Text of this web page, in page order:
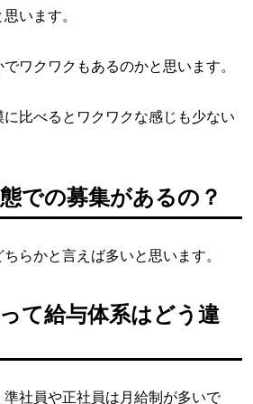
います。
ワクワクもあるのかと思います。
比べるとワクワクな感じも少ない
での募集があるの？
らかと言えば多いと思います。
て給与体系はどう違
社員や正社員は月給制が多いで